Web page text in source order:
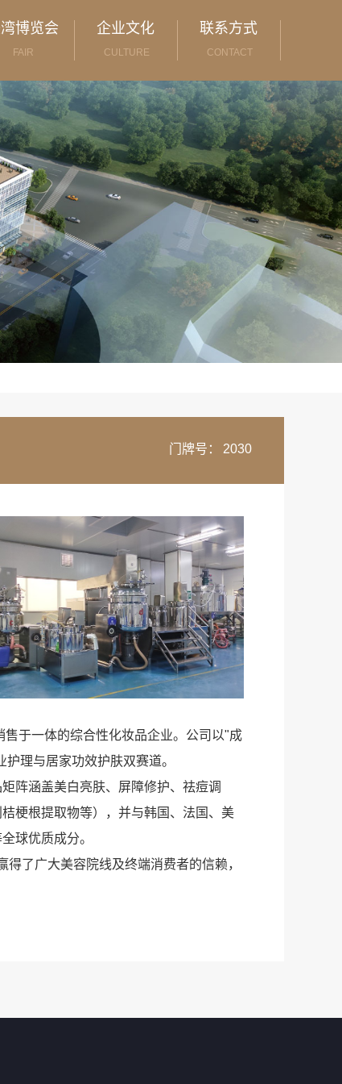
博览会 企业文化 联系方式
FAIR CULTURE CONTACT
门牌号： 2030
于一体的综合性化妆品企业。公司以"成
理与居家功效护肤双赛道。
阵涵盖美白亮肤、屏障修护、祛痘调
梗根提取物等），并与韩国、法国、美
球优质成分。
了广大美容院线及终端消费者的信赖，